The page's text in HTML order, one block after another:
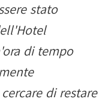
stato
di tempo
di restare